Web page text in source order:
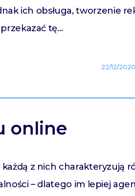
ich obsługa, tworzenie
tę…
22/12/
online
z nich charakteryzują
– dlatego im lepiej